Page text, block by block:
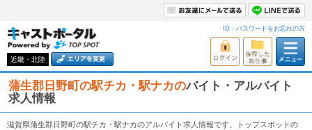
近畿・北陸
ID・パスワードをお忘れの方
蒲生郡日野町の駅チカ・駅ナカのバイト・アルバイト
求人情報
滋賀県蒲生郡日野町の駅チカ・駅ナカのアルバイト求人情報です。トップスポットの